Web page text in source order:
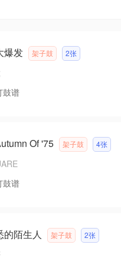
爆发 架子鼓 2张
鼓谱
Of '75 架子鼓 4张
鼓谱
的陌生人 架子鼓 2张